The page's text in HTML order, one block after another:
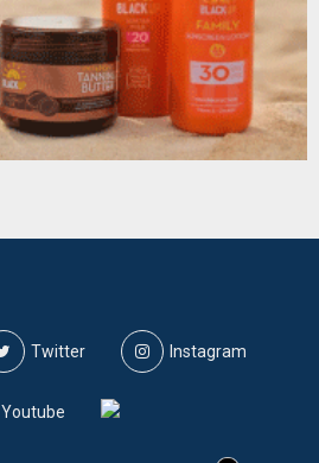
Twitter Instagram
Youtube